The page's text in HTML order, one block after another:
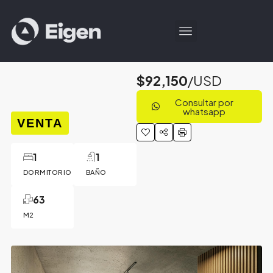
VENTA
DORMITORIO
1
BAÑO
1
M2
63
$92,150/USD
Consultar por
whatsapp